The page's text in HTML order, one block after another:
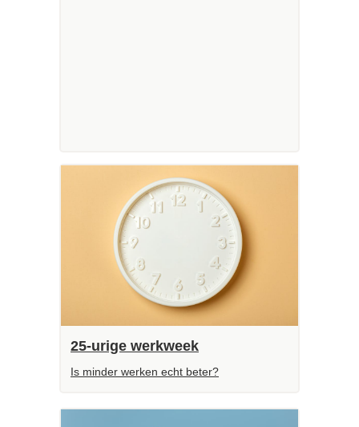
25-urige werkweek
Is minder werken echt beter?